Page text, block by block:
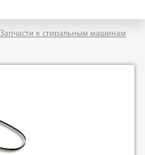
Запчасти к стиральным машинам